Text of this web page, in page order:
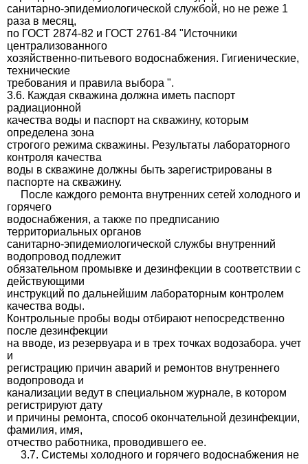
санитарно-эпидемиологической службой, но не реже 1
раза в месяц,
по ГОСТ 2874-82 и ГОСТ 2761-84 "Источники
централизованного
хозяйственно-питьевого водоснабжения. Гигиенические,
технические
требования и правила выбора ".
3.6. Каждая скважина должна иметь паспорт
радиационной
качества воды и паспорт на скважину, которым
определена зона
строгого режима скважины. Результаты лабораторного
контроля качества
воды в скважине должны быть зарегистрированы в
паспорте на скважину.
После каждого ремонта внутренних сетей холодного и
горячего
водоснабжения, а также по предписанию
территориальных органов
санитарно-эпидемиологической службы внутренний
водопровод подлежит
обязательном промывке и дезинфекции в соответствии с
действующими
инструкций по дальнейшим лабораторным контролем
качества воды.
Контрольные пробы воды отбирают непосредственно
после дезинфекции
на вводе, из резервуара и в трех точках водозабора. учет
и
регистрацию причин аварий и ремонтов внутреннего
водопровода и
канализации ведут в специальном журнале, в котором
регистрируют дату
и причины ремонта, способ окончательной дезинфекции,
фамилия, имя,
отчество работника, проводившего ее.
3.7. Системы холодного и горячего водоснабжения не